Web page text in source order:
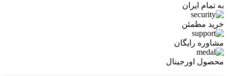
به تمام ایران
خرید مطمئن
مشاوره رایگان
محصول اورجینال